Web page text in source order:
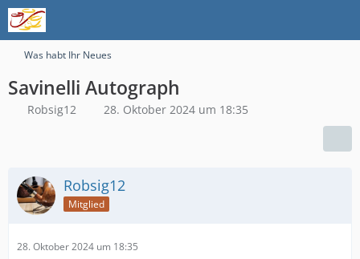
Was habt Ihr Neues
Savinelli Autograph
Robsig12 28. Oktober 2024 um 18:35
Robsig12
Mitglied
28. Oktober 2024 um 18:35